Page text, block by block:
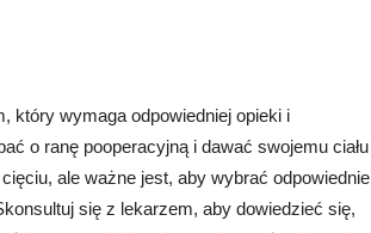
który wymaga odpowiedniej opieki i
o ranę pooperacyjną i dawać swojemu ciału
ale ważne jest, aby wybrać odpowiednie
się z lekarzem, aby dowiedzieć się,